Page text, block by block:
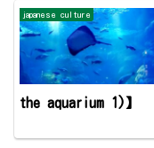
japanese culture
the aquarium 1)】